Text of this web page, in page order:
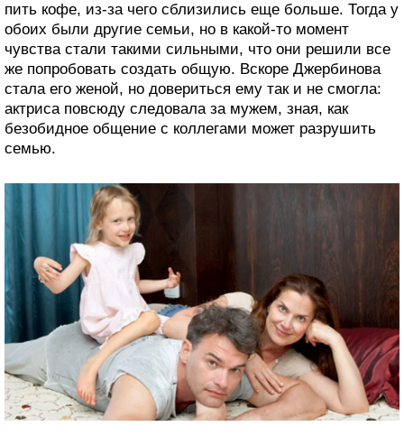
пить кофе, из-за чего сблизились еще больше. Тогда у
обоих были другие семьи, но в какой-то момент
чувства стали такими сильными, что они решили все
же попробовать создать общую. Вскоре Джербинова
стала его женой, но довериться ему так и не смогла:
актриса повсюду следовала за мужем, зная, как
безобидное общение с коллегами может разрушить
семью.